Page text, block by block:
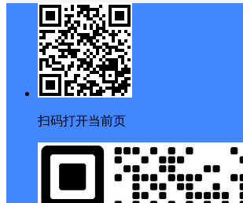
扫码打开当前页